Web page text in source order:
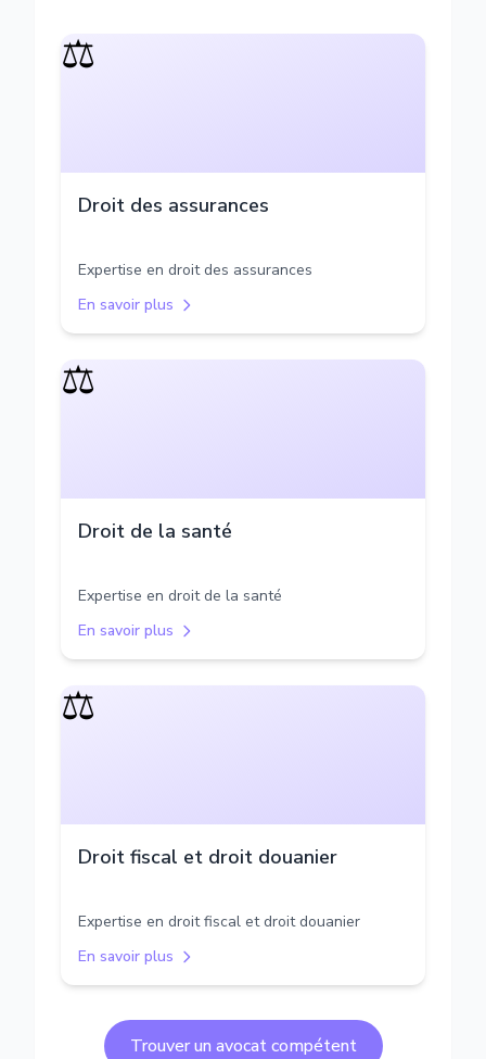
⚖️
Droit des assurances
Expertise en droit des assurances
En savoir plus
⚖️
Droit de la santé
Expertise en droit de la santé
En savoir plus
⚖️
Droit fiscal et droit douanier
Expertise en droit fiscal et droit douanier
En savoir plus
Trouver un avocat compétent